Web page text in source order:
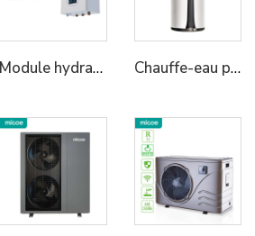
Module hydraulique pompe à chaleur Micoe R32/R290 pour chauffage, refroidissement et eau chaude domestique Chauffe-eau pompe à chaleur tout-en-un murale R134a